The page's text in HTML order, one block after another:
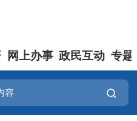
网上办事 政民互动 专题